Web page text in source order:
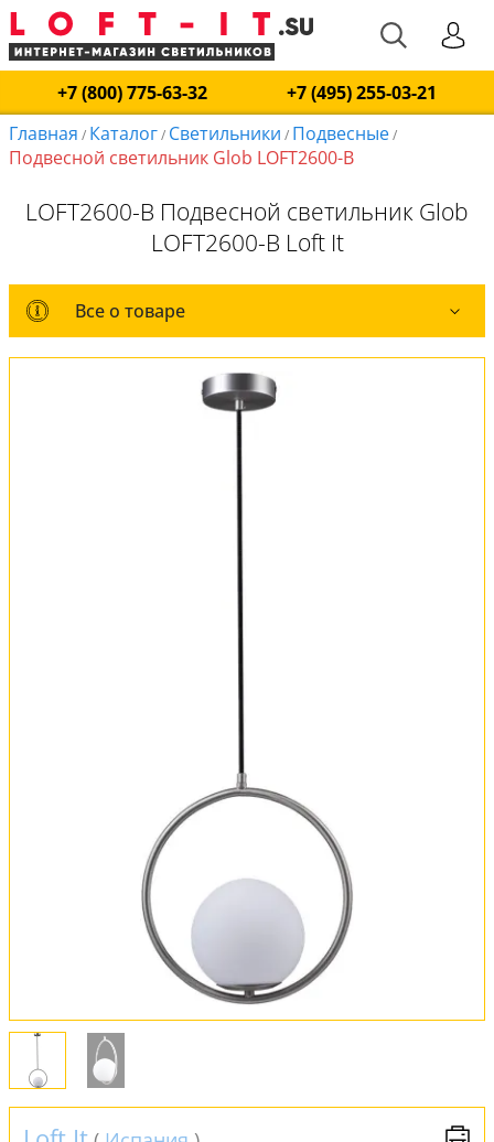
+7 (800) 775-63-32
+7 (495) 255-03-21
Главная / Каталог/ Светильники / Подвесные/
Подвесной светильник Glob LOFT2600-B
LOFT2600-B Подвесной светильник Glob
LOFT2600-B Loft It
Все о товаре
Все о товаре
Комплект лампочек